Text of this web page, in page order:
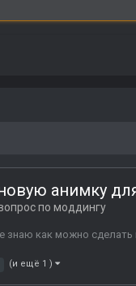
анимку
по моддингу
знаю как можно
(и ещё 1 )